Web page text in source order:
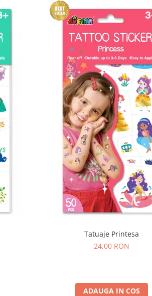
Tatuaje Printesa
24,00 RON
ADAUGA IN COS